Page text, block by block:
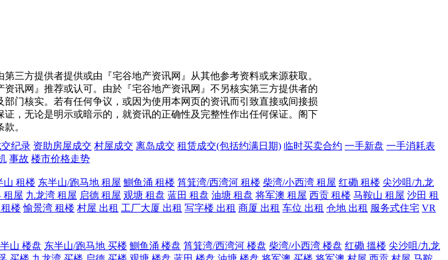
三方提供者提供或由『宅谷地产资讯网』从其他参考资料或来源获取。
讯网』推荐或认可。由於『宅谷地产资讯网』不另核实第三方提供者的
门核实。若有任何争议，或因为使用本网页的资讯而引致直接或间接损
，无论是明示或暗示的，就资讯的正确性及完整性作出任何保证。阁下
。
纪录 资助房屋成交 村屋成交 离岛成交 租赁成交(包括约满日期) 临时买卖合约 一手新盘 一手消耗表
事故 楼市价格走势
山 租楼 东半山/跑马地 租屋 鰂鱼涌 租楼 筲箕湾/西湾河 租楼 柴湾/小西湾 租屋 红磡 租楼 尖沙咀/九龙
租屋 九龙湾 租屋 启德 租屋 观塘 租盘 蓝田 租盘 油塘 租盘 将军澳 租屋 西贡 租楼 马鞍山 租屋 沙田 租
楼 愉景湾 租楼 村屋 出租 工厂大厦 出租 写字楼 出租 商厦 出租 车位 出租 仓地 出租 服务式住宅 VR
山 楼盘 东半山/跑马地 买楼 鰂鱼涌 楼盘 筲箕湾/西湾河 楼盘 柴湾/小西湾 楼盘 红磡 搵楼 尖沙咀/九龙